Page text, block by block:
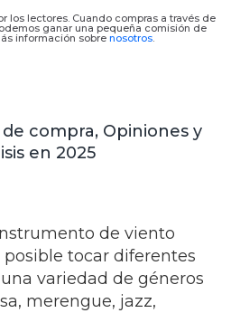
los lectores. Cuando compras a través de
ganar una pequeña comisión de
información sobre nosotros.
compra, Opiniones y
en 2025
de viento
tocar diferentes
variedad de géneros
merengue, jazz,